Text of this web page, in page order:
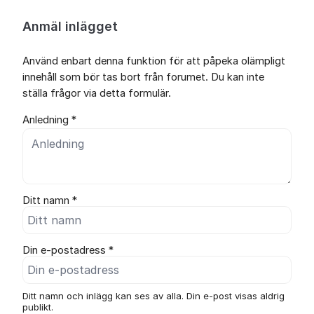
Anmäl inlägget
Använd enbart denna funktion för att påpeka olämpligt
innehåll som bör tas bort från forumet. Du kan inte
ställa frågor via detta formulär.
Anledning *
Ditt namn *
Din e-postadress *
Ditt namn och inlägg kan ses av alla. Din e-post visas aldrig
publikt.